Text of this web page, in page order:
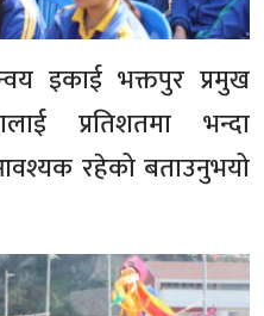
इकाई भक्तपुर प्रमुख
प्रतिशतमा भन्दा
रहेको बताउनुभयो